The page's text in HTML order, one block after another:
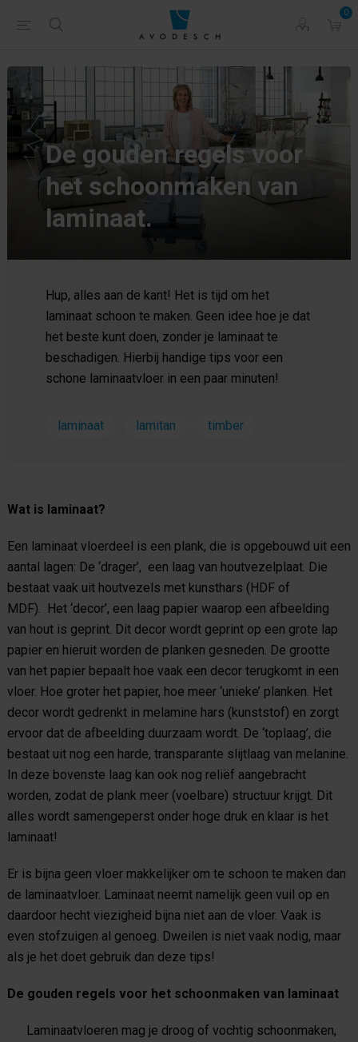
0
De gouden regels voor
het schoonmaken van
laminaat.
Hup, alles aan de kant! Het is tijd om het
laminaat schoon te maken. Geen idee hoe je dat
het beste kunt doen, zonder je laminaat te
beschadigen. Hierbij handige tips voor een
schone laminaatvloer in een paar minuten!
laminaat lamitan timber
Wat is laminaat?
Een laminaat vloerdeel is een plank, die is opgebouwd uit een
aantal lagen: De ‘drager’, een laag van houtvezelplaat. Die
bestaat vaak uit houtvezels met kunsthars (HDF of
MDF). Het ‘decor’, een laag papier waarop een afbeelding
van hout is geprint. Dit decor wordt geprint op een grote lap
papier en hieruit worden de planken gesneden. De grootte
van het papier bepaalt hoe vaak een decor terugkomt in een
vloer. Hoe groter het papier, hoe meer ‘unieke’ planken. Het
decor wordt gedrenkt in melamine hars (kunststof) en zorgt
ervoor dat de afbeelding duurzaam wordt. De ‘toplaag’, die
bestaat uit nog een harde, transparante slijtlaag van melanine.
In deze bovenste laag kan ook nog reliëf aangebracht
worden, zodat de plank meer (voelbare) structuur krijgt. Dit
alles wordt samengeperst onder hoge druk en klaar is het
laminaat!
Er is bijna geen vloer makkelijker om te schoon te maken dan
de laminaatvloer. Laminaat neemt namelijk geen vuil op en
daardoor hecht viezigheid bijna niet aan de vloer. Vaak is
even stofzuigen al genoeg. Dweilen is niet vaak nodig, maar
als je het doet gebruik dan deze tips!
De gouden regels voor het schoonmaken van laminaat
Laminaatvloeren mag je droog of vochtig schoonmaken,